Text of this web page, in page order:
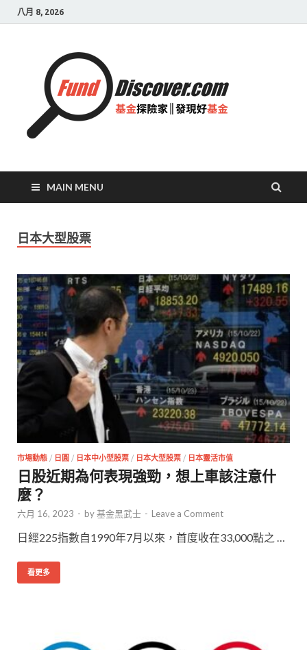
八月 8, 2026
發現
好基
MAIN MENU
日本大型股票
市場動態 / 日圓 / 日本中小型股票 / 日本大型股票 / 日本靈活市值
日股近期為何表現強勁，想上車該注意什
麼？
六月 16, 2023 - by基金黑武士 - Leave a Comment
日經225指數自1990年7月以來，首度收在33,000點之 …
看更多